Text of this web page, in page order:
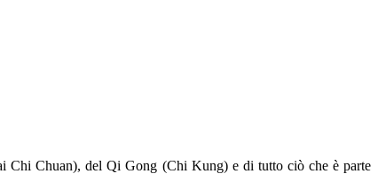
Chi Chuan), del Qi Gong (Chi Kung) e di tutto ciò che è parte